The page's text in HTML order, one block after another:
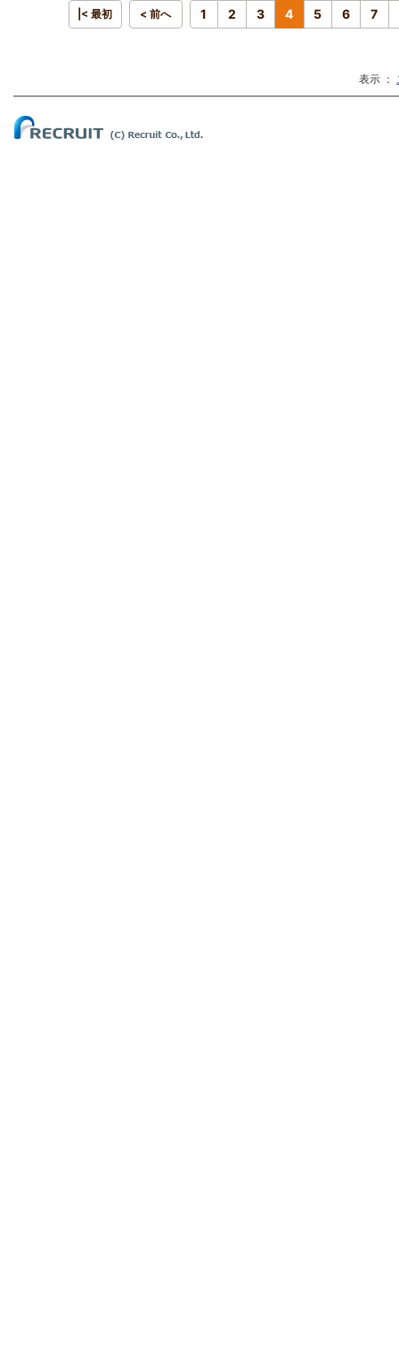
|< 最初 < 前へ 1 2 3 4 5 6 7
表示 ：